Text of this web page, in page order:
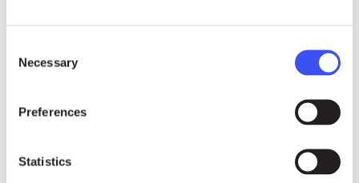
Selection
Necessary
Preferences
Statistics
“Lo que fue arrebatado por la
la desfalleciente esperanza en el